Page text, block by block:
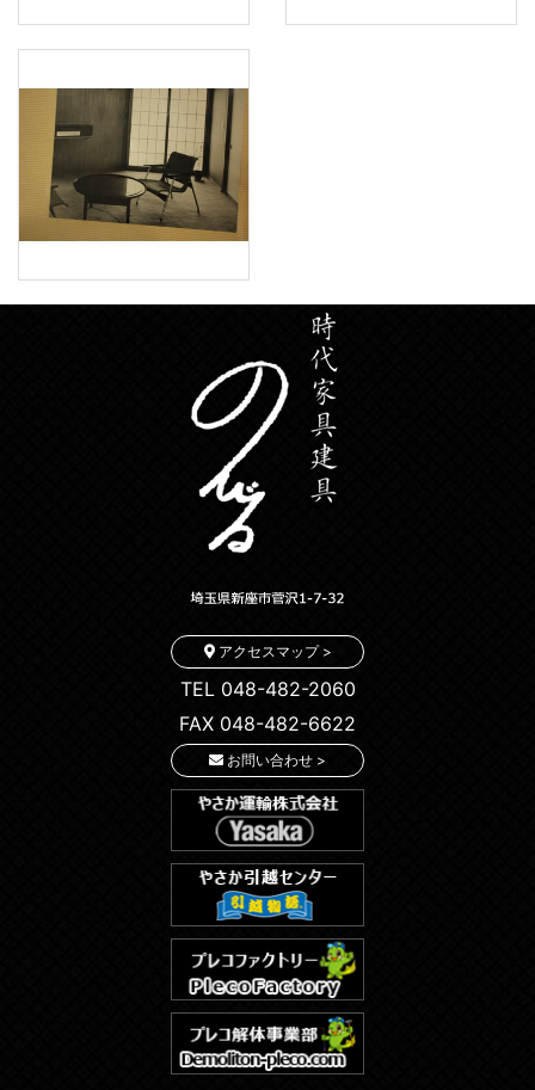
アクセスマップ >
TEL 048-482-2060
FAX 048-482-6622
お問い合わせ >